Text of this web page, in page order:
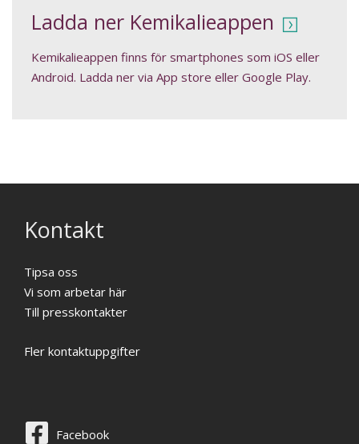
Ladda ner Kemikalieappen
Kemikalieappen finns för smartphones som iOS eller
Android. Ladda ner via App store eller Google Play.
Kontakt
Tipsa oss
Vi som arbetar här
Till presskontakter
Fler kontaktuppgifter
Facebook